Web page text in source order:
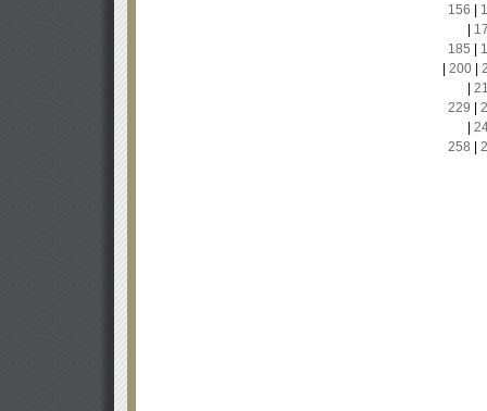
156
185
200|
229
258